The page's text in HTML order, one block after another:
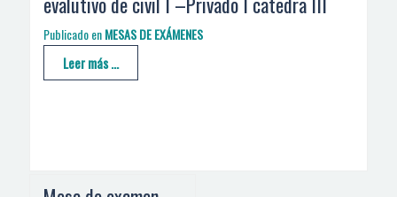
Publicado enMESAS DE EXÁMENES
Leer más ...